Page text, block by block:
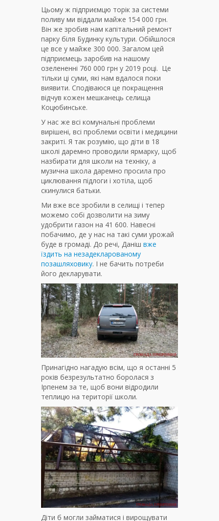
Цьому ж підприємцю торік за системи
поливу ми віддали майже 154 000 грн.
Він же зробив нам капітальний ремонт
парку біля Будинку культури. Обійшлося
це все у майже 300 000. Загалом цей
підприємець заробив на нашому
озелененні 760 000 грн у 2019 році. Це
тільки ці суми, які нам вдалося поки
виявити. Сподіваюся це покращення
відчув кожен мешканець селища
Коцюбинське.
У нас же всі комунальні проблеми
вирішені, всі проблеми освіти і медицини
закриті. Я так розумію, що діти в 18
школі даремно проводили ярмарку, щоб
назбирати для школи на техніку, а
музична школа даремно просила про
циклювання підлоги і хотіла, щоб
скинулися батьки.
Ми вже все зробили в селищі і тепер
можемо собі дозволити на зиму
удобрити газон на 41 600. Навесні
побачимо, де у нас на такі суми урожай
буде в громаді. До речі, Даніш вже
їздить на незадекларованому
позашляховику. І не бачить потреби
його декларувати.
Принагідно нагадую всім, що я останні 5
років безрезультатно боролася з
Ірпенем за те, щоб вони відродили
теплицю на території школи.
Діти б могли займатися і вирощувати